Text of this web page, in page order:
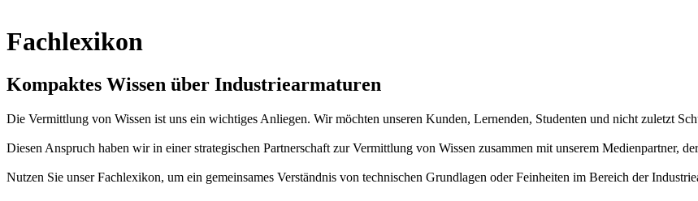
Fachlexikon
Kompaktes Wissen über Industriearmaturen
Die Vermittlung von Wissen ist uns ein wichtiges Anliegen. Wir möchten unseren Kunden, Lernenden, Studenten und nicht zuletzt
Diesen Anspruch haben wir in einer strategischen Partnerschaft zur Vermittlung von Wissen zusammen mit unserem Medienpartner,
Nutzen Sie unser Fachlexikon, um ein gemeinsames Verständnis von technischen Grundlagen oder Feinheiten im Bereich der